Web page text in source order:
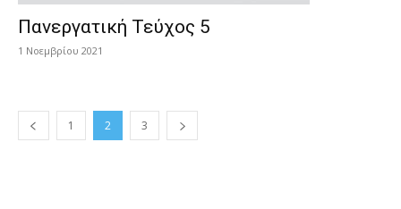
Πανεργατική Τεύχος 5
1 Νοεμβρίου 2021
1 2 3